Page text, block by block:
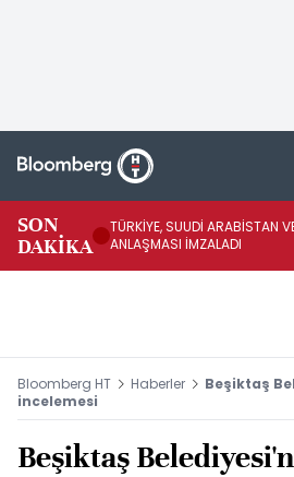
SON
DAKİKA
TÜRKİYE, SUUDİ ARABİSTAN
ANLAŞMASI İMZALADI
Bloomberg HT Haberler
Beşiktaş
incelemesi
Beşiktaş